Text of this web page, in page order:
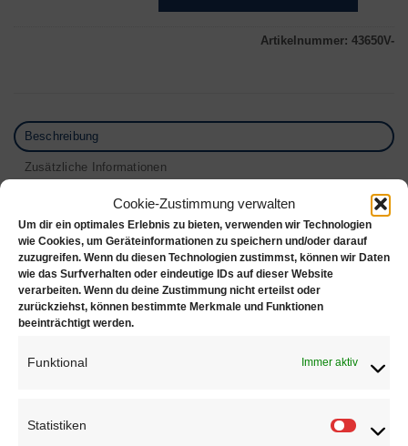
Cookie-Zustimmung verwalten
Um dir ein optimales Erlebnis zu bieten, verwenden wir Technologien
wie Cookies, um Geräteinformationen zu speichern und/oder darauf
zuzugreifen. Wenn du diesen Technologien zustimmst, können wir Daten
wie das Surfverhalten oder eindeutige IDs auf dieser Website
verarbeiten. Wenn du deine Zustimmung nicht erteilst oder
zurückziehst, können bestimmte Merkmale und Funktionen
beeinträchtigt werden.
Funktional Immer aktiv
Statistiken
Artikelnummer: 43650V-
Beschreibung
Zusätzliche Informationen
Produktsicherheit
925 Silber Schiebeschließe (Armbandschließe) 2-
reihig, 3- reihig, 4- reihig, vergoldet + poliert
Der ideale Verschluss für zwei- bis vierreihigen
Schmuck. Die beiden Zylinder schnappen sicher